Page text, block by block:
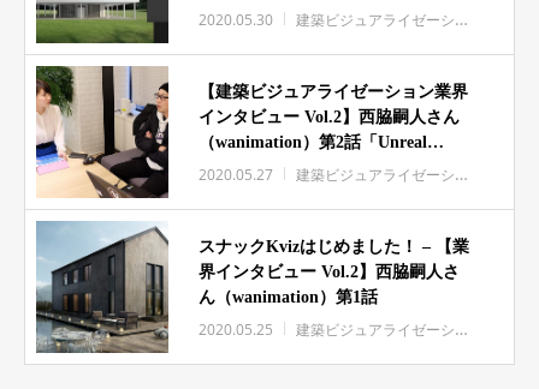
命」
2020.05.30 建築ビジュアライゼーション
【建築ビジュアライゼーション業界
インタビュー Vol.2】西脇嗣人さん
（wanimation）第2話「Unreal
Engine?」
2020.05.27 建築ビジュアライゼーション
スナックKvizはじめました！ – 【業
界インタビュー Vol.2】西脇嗣人さ
ん（wanimation）第1話
2020.05.25 建築ビジュアライゼーション